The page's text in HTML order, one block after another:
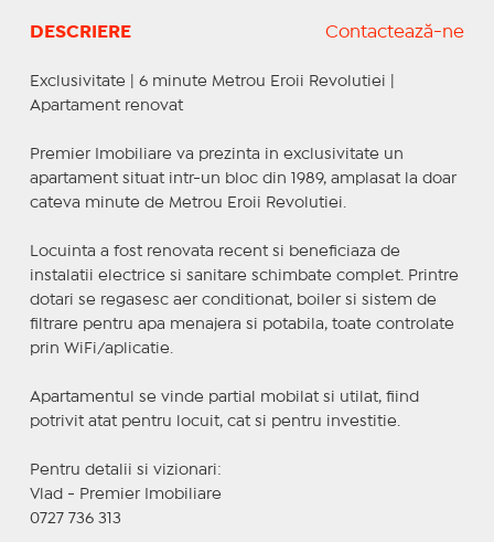
DESCRIERE Contactează-ne
Exclusivitate | 6 minute Metrou Eroii Revolutiei |
Apartament renovat
Premier Imobiliare va prezinta in exclusivitate un
apartament situat intr-un bloc din 1989, amplasat la doar
cateva minute de Metrou Eroii Revolutiei.
Locuinta a fost renovata recent si beneficiaza de
instalatii electrice si sanitare schimbate complet. Printre
dotari se regasesc aer conditionat, boiler si sistem de
filtrare pentru apa menajera si potabila, toate controlate
prin WiFi/aplicatie.
Apartamentul se vinde partial mobilat si utilat, fiind
potrivit atat pentru locuit, cat si pentru investitie.
Pentru detalii si vizionari:
Vlad - Premier Imobiliare
0727 736 313